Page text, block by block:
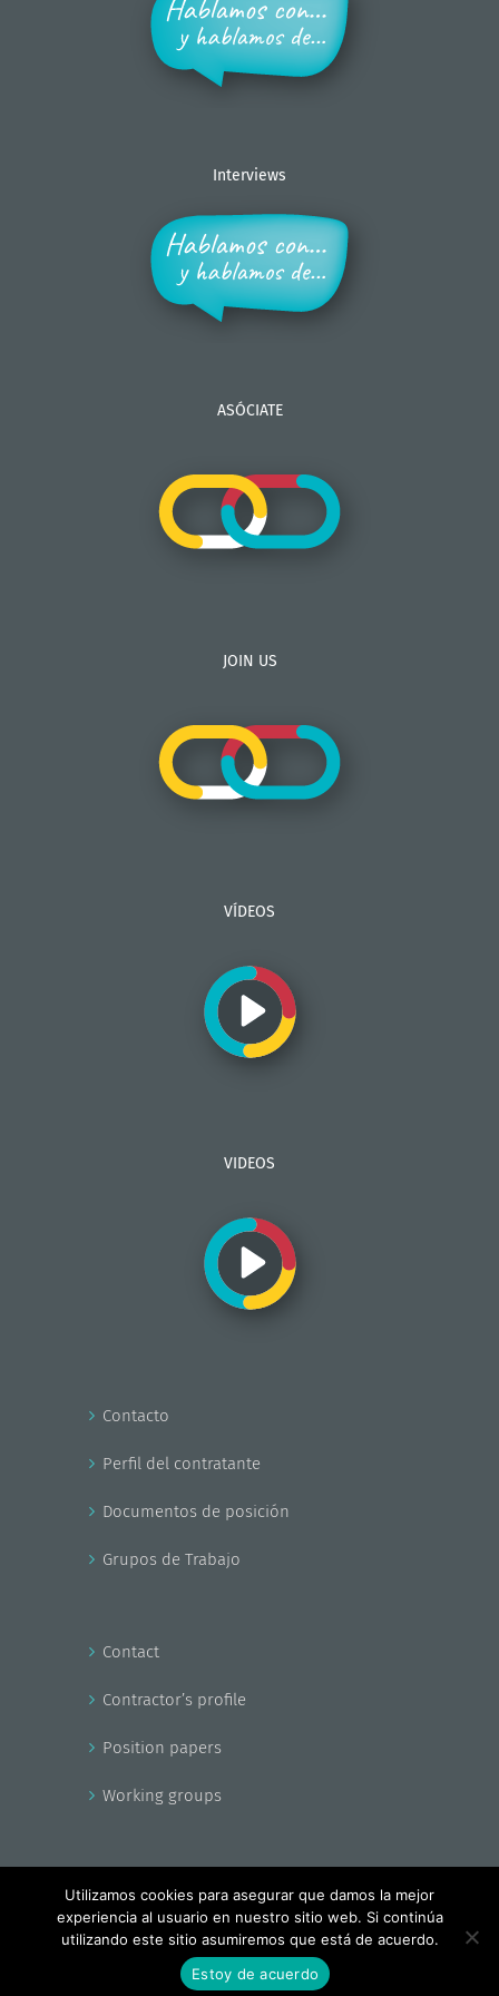
Interviews
ASÓCIATE
JOIN US
VÍDEOS
VIDEOS
Contacto
Perfil del contratante
Documentos de posición
Grupos de Trabajo
Contact
Contractor’s profile
Position papers
Working groups
Copyright - EnerAgen 2017
Facebook
X YouTube
Utilizamos cookies para asegurar que damos la mejor
experiencia al usuario en nuestro sitio web. Si continúa
utilizando este sitio asumiremos que está de acuerdo.
Estoy de acuerdo